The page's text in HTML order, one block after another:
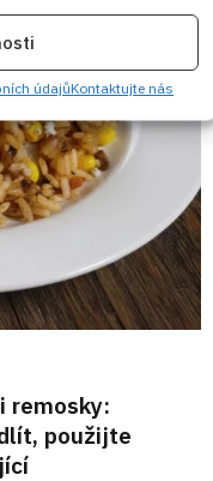
údajůKontaktujte nás
remosky:
použijte